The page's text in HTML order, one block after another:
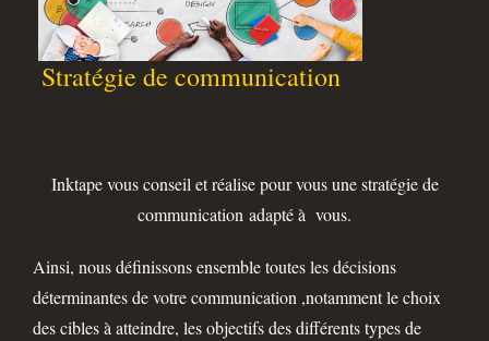
Stratégie de communication
Inktape vous conseil et réalise pour vous une stratégie de
communication adapté à vous.
Ainsi, nous définissons ensemble toutes les décisions
déterminantes de votre communication ,notamment le choix
des cibles à atteindre, les objectifs des différents types de